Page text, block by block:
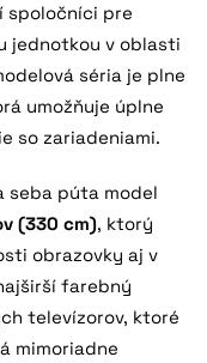
spoločníci pre
jednotkou v oblasti
séria je plne
umožňuje úplne
so zariadeniami.
seba púta model
(330 cm), ktorý
obrazovky aj v
farebný
televízorov, ktoré
mimoriadne